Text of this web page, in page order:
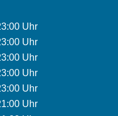
Uhr
Uhr
Uhr
Uhr
Uhr
Uhr